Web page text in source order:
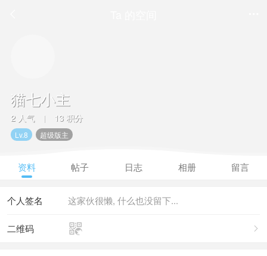
猫七小主
2 人气 | 13 积分
Lv.8 超级版主
资料 帖子 日志 相册 留言
这家伙很懒, 什么也没留下...
个人签名


二维码